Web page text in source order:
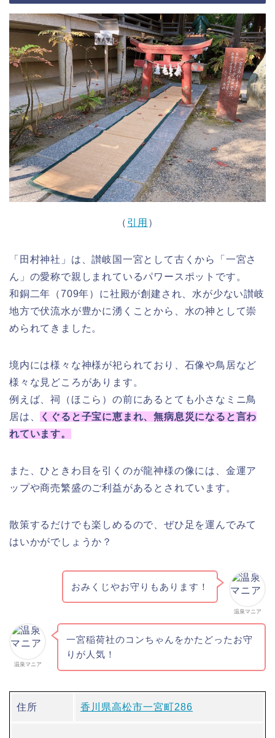
（ 引用 ）
「田村神社」は、讃岐国一宮として古くから「一宮さ
ん」の愛称で親しまれているパワースポットです。
和銅二年（709年）に社殿が創建され、水が少ない讃岐
地方で伏流水が豊かに湧くことから、水の神として崇
められてきました。
境内には様々な神様が祀られており、石像や鳥居など
様々な見どころがあります。
例えば、祠（ほこら）の前にあるとても小さなミニ鳥
居は、
くぐると子宝に恵まれ、無病息災になると言わ
れています。
また、ひときわ目を引くのが龍神様の像には、金運ア
ップや商売繁盛のご利益があるとされています。
散策するだけでも楽しめるので、ぜひ足を運んでみて
はいかがでしょうか？
温泉マニア
おみくじやお守りもあります！
温泉マニア
一宮稲荷社のコンちゃんをかたどったお守
りが人気！
住所 香川県高松市一宮町286